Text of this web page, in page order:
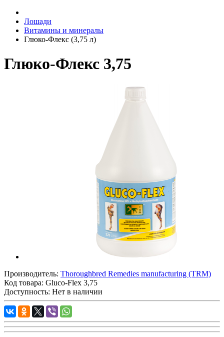
Лошади
Витамины и минералы
Глюко-Флекс (3,75 л)
Глюко-Флекс 3,75
Производитель: Thoroughbred Remedies manufacturing (TRM)
Код товара: Gluco-Flex 3,75
Доступность: Нет в наличии